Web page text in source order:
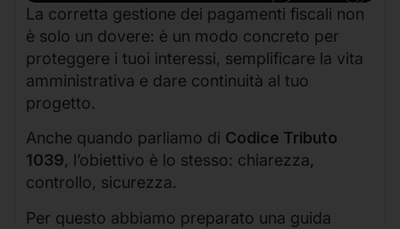
La corretta gestione dei pagamenti fiscali non
è solo un dovere: è un modo concreto per
proteggere i tuoi interessi, semplificare la vita
amministrativa e dare continuità al tuo
progetto.
Anche quando parliamo di Codice Tributo
1039, l’obiettivo è lo stesso: chiarezza,
controllo, sicurezza.
Per questo abbiamo preparato una guida